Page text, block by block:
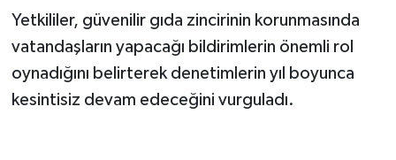
Yetkililer, güvenilir gıda zincirinin korunmasında
vatandaşların yapacağı bildirimlerin önemli rol
oynadığını belirterek denetimlerin yıl boyunca
kesintisiz devam edeceğini vurguladı.
YARIŞMALAR
TANITIM